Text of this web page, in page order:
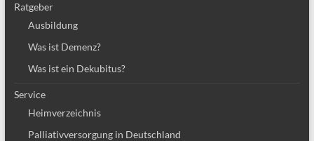
Ratgeber
Ausbildung
Was ist Demenz?
Was ist ein Dekubitus?
Service
Heimverzeichnis
Palliativversorgung in Deutschland